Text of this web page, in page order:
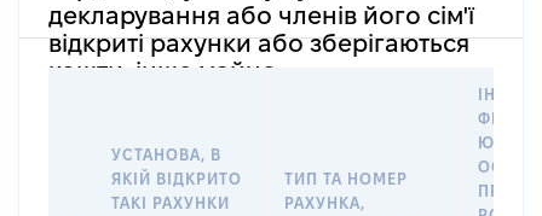
декларування або членів його сім'ї
відкриті рахунки або зберігаються
кошти, інше майно
УСТАНОВА, В
ЯКІЙ ВІДКРИТО
ТАКІ РАХУНКИ
ТИП ТА НОМЕР
РАХУНКА,
ПРАВО